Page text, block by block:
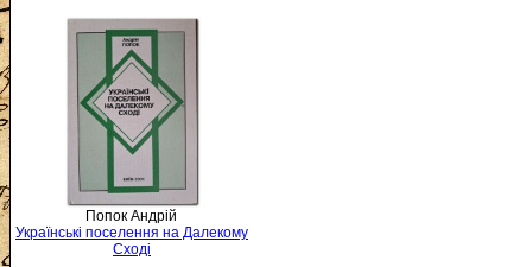
Попок Андрій
Українські поселення на Далекому
Сході